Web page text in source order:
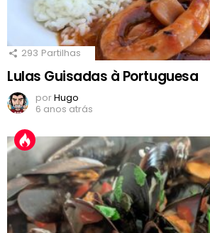
293 Partilhas
Lulas Guisadas à Portuguesa
porHugo
6 anos atrás